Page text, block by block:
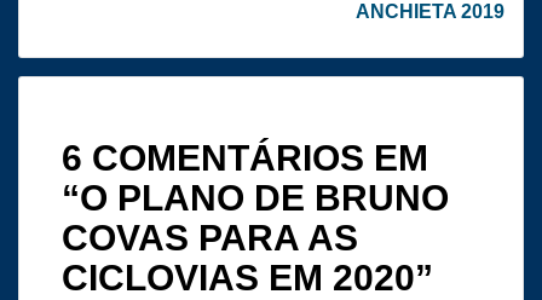
ANCHIETA 2019
6 COMENTÁRIOS EM
“O PLANO DE BRUNO
COVAS PARA AS
CICLOVIAS EM 2020”